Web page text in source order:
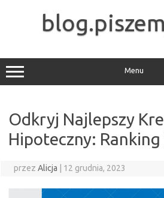
Menu
Odkryj Najlepszy
Hipoteczny:
przez Alicja 12 grudnia, 2023